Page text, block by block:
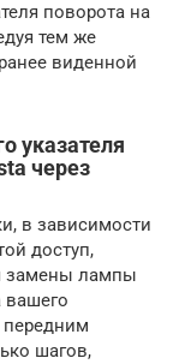
поворота на
тем же
виденной
указателя
через
в зависимости
доступ,
замены лампы
вашего
шагов,